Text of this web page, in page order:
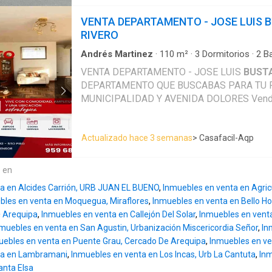
segundo piso, el cual cuenta con una
calamina, ofreciendo posibilidades de
según tus necesidades. - Ubicación
del transporte público, farmacias, agentes
abastos. Además, en la zona encontrarás
deportivas para el entretenimiento de toda
minutos del centro de la ciudad en transporte público.
áreas verdes! Agenda tu visita hoy mismo y descubre todo lo que
esta propiedad tiene
VENTA DEPARTAMENTO - JOSE LUIS
RIVERO
Andrés Martinez · 110 m² · 3 Dormitorios · 2
VENTA DEPARTAMENTO - JOSE LUIS
DEPARTAMENTO QUE BUSCABAS PARA TU FAMILIA, CERCA DE LA
MUNICIPALIDAD Y AVENIDA DOLORES Vendo amplio departamento,
espacioso departamento se encuentra en
quienes buscan seguridad y comodidad. Características principales: •
Piso 4to nivel • Excelente distribución y
los servicios habilitados • Documentación
El departamento cuenta con la siguiente
Comedor - Cocina - Baño compartido completo - Dormitorio
con baño - 02 Dormitorios secundarios - Lavandería - Cuarto de
Actualizado hace 3 semanas> Casafacil-Aqp
en
en Alcides Carrión, URB JUAN EL BUENO, Inmuebles en venta en
en venta en Moquegua, Miraflores, Inmuebles en venta en Bello
Arequipa, Inmuebles en venta en Callejón Del Solar, Inmuebles en
en venta en San Agustin, Urbanización Miscericordia Señor,
en venta en Puente Grau, Cercado De Arequipa, Inmuebles en
en Lambramani, Inmuebles en venta en Los Incas, Urb La Cantuta,
Elsa